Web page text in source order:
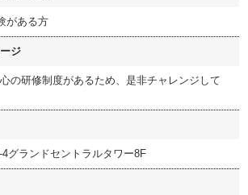
がある方
ジ
の研修制度があるため、是非チャレンジして
グランドセントラルタワー8F